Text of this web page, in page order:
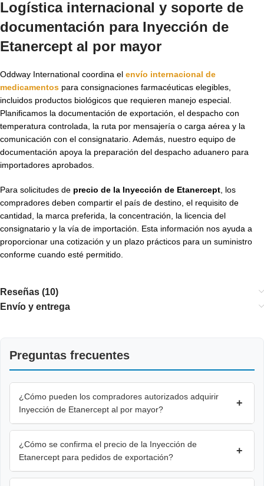
Logística internacional y soporte de
documentación para Inyección de
Etanercept al por mayor
Oddway International coordina el envío internacional de
medicamentos para consignaciones farmacéuticas elegibles,
incluidos productos biológicos que requieren manejo especial.
Planificamos la documentación de exportación, el despacho con
temperatura controlada, la ruta por mensajería o carga aérea y la
comunicación con el consignatario. Además, nuestro equipo de
documentación apoya la preparación del despacho aduanero para
importadores aprobados.
Para solicitudes de precio de la Inyección de Etanercept , los
compradores deben compartir el país de destino, el requisito de
cantidad, la marca preferida, la concentración, la licencia del
consignatario y la vía de importación. Esta información nos ayuda a
proporcionar una cotización y un plazo prácticos para un suministro
conforme cuando esté permitido.
Reseñas (10)
Envío y entrega
Preguntas frecuentes
¿Cómo pueden los compradores autorizados adquirir
Inyección de Etanercept al por mayor?
+
¿Cómo se confirma el precio de la Inyección de
Etanercept para pedidos de exportación?
+